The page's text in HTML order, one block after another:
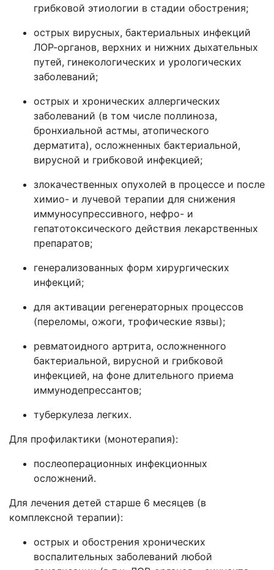
грибковой этиологии в стадии обострения;
острых вирусных, бактериальных инфекций
ЛОР-органов, верхних и нижних дыхательных
путей, гинекологических и урологических
заболеваний;
острых и хронических аллергических
заболеваний (в том числе поллиноза,
бронхиальной астмы, атопического
дерматита), осложненных бактериальной,
вирусной и грибковой инфекцией;
злокачественных опухолей в процессе и после
химио- и лучевой терапии для снижения
иммуносупрессивного, нефро- и
гепатотоксического действия лекарственных
препаратов;
генерализованных форм хирургических
инфекций;
для активации регенераторных процессов
(переломы, ожоги, трофические язвы);
ревматоидного артрита, осложненного
бактериальной, вирусной и грибковой
инфекцией, на фоне длительного приема
иммунодепрессантов;
туберкулеза легких.
Для профилактики (монотерапия):
послеоперационных инфекционных
осложнений.
Для лечения детей старше 6 месяцев (в
комплексной терапии):
острых и обострения хронических
воспалительных заболеваний любой